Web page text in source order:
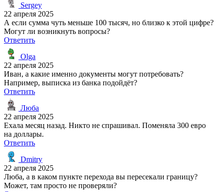
Sergey
22 апреля 2025
А если сумма чуть меньше 100 тысяч, но близко к этой цифре?
Могут ли возникнуть вопросы?
Ответить
Olga
22 апреля 2025
Иван, а какие именно документы могут потребовать?
Например, выписка из банка подойдёт?
Ответить
Люба
22 апреля 2025
Ехала месяц назад. Никто не спрашивал. Поменяла 300 евро
на доллары.
Ответить
Dmitry
22 апреля 2025
Люба, а в каком пункте перехода вы пересекали границу?
Может, там просто не проверяли?